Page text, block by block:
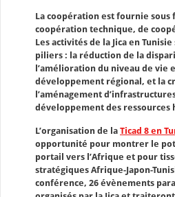
La coopération est fournie sous
coopération technique, de
Les activités de la Jica en
piliers : la réduction de la
l’amélioration du niveau de vie
développement régional, et la
l’aménagement
développement des ressources
L’organisation de la Ticad 8 en
opportunité pour montrer le
portail vers l’Afrique et pour
stratégiques Afrique-Japon-
conférence, 26 évènements